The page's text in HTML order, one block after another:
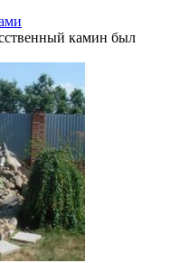
камин был